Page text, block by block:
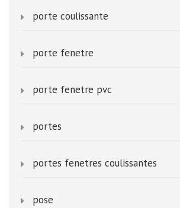
porte coulissante
porte fenetre
porte fenetre pvc
portes
portes fenetres coulissantes
pose